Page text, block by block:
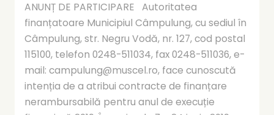
ANUNȚ DE PARTICIPARE Autoritatea
finanțatoare Municipiul Câmpulung, cu sediul în
Câmpulung, str. Negru Vodă, nr. 127, cod postal
115100, telefon 0248-511034, fax 0248-511036, e-
mail: campulung@muscel.ro, face cunoscută
intenția de a atribui contracte de finanțare
nerambursabilă pentru anul de execuție